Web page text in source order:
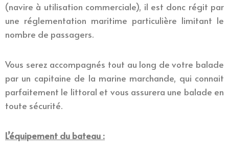
(navire à utilisation commerciale), il est donc régit par
une réglementation maritime particulière limitant le
nombre de passagers.
Vous serez accompagnés tout au long de votre balade
par un capitaine de la marine marchande, qui connait
parfaitement le littoral et vous assurera une balade en
toute sécurité.
L’équipement du bateau :